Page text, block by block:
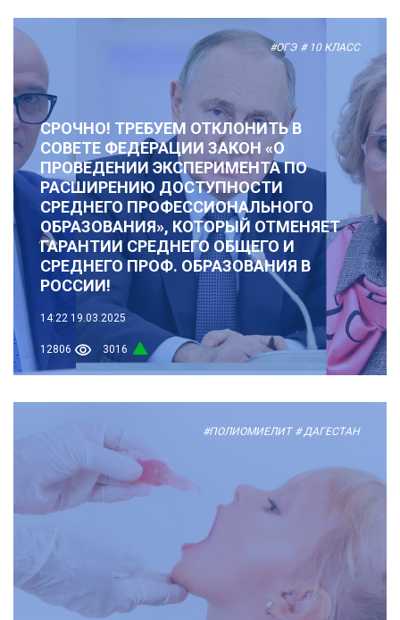
#ОГЭ # 10 КЛАСС
СРОЧНО! ТРЕБУЕМ ОТКЛОНИТЬ В
СОВЕТЕ ФЕДЕРАЦИИ ЗАКОН «О
ПРОВЕДЕНИИ ЭКСПЕРИМЕНТА ПО
РАСШИРЕНИЮ ДОСТУПНОСТИ
СРЕДНЕГО ПРОФЕССИОНАЛЬНОГО
ОБРАЗОВАНИЯ», КОТОРЫЙ ОТМЕНЯЕТ
ГАРАНТИИ СРЕДНЕГО ОБЩЕГО И
СРЕДНЕГО ПРОФ. ОБРАЗОВАНИЯ В
РОССИИ!
14:22 19.03.2025
12806 3016
#ПОЛИОМИЕЛИТ # ДАГЕСТАН